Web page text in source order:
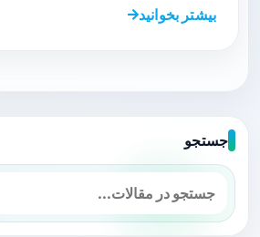
بیشتر بخوانید
جستجو